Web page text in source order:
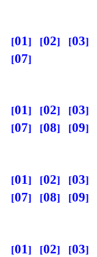
01 02 03
07
01 02 03
07
08 09
01 02 03
07
08 09
01 02 03